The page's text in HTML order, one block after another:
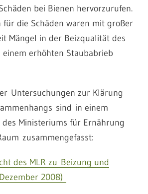
bei Bienen hervorzurufen.
für die Schäden waren mit großer
Mängel in der Beizqualität des
einem erhöhten Staubabrieb
Untersuchungen zur Klärung
sind in einem
Ministeriums für Ernährung
zusammengefasst:
des MLR zu Beizung und
2008)